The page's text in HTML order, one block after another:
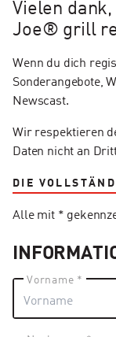
Vielen
Joe® grill
Wenn du dich
Sonderangebote,
Newscast.
Wir respektieren
Daten nicht an
DIE
Alle mit *
Vorname *